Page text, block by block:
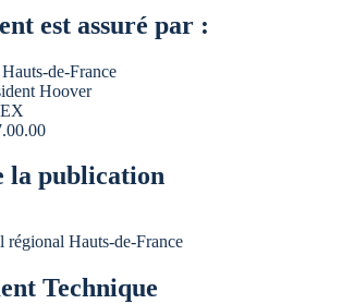
est assuré par :
de-France
Hoover
la publication
régional Hauts-de-France
Technique